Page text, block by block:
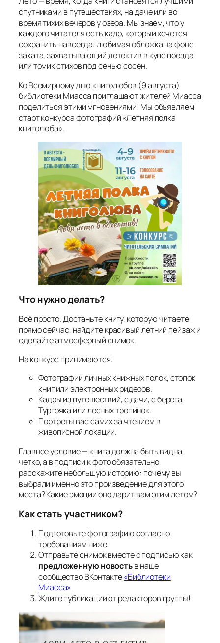
спутниками в путешествиях, на даче или во
время тихих вечеров у озера. Мы знаем, что у
каждого читателя есть кадр, который хочется
сохранить навсегда: любимая обложка на фоне
заката, захватывающий детектив в купе поезда
или томик стихов под сенью сосен.
Ко Всемирному дню книголюбов (9 августа)
библиотеки Миасса приглашают жителей Миасса
поделиться этими мгновениями! Мы объявляем
старт конкурса фотографий «Летняя полка
книголюба».
Что нужно делать?
Всё просто. Достаньте книгу, которую читаете
прямо сейчас, найдите красивый летний пейзаж и
сделайте атмосферный снимок.
На конкурс принимаются:
Фотографии личных книжных полок, стопок
книг или электронных ридеров.
Кадры из путешествий, с дачи, с берега
Тургояка или лесных тропинок.
Портреты вас самих за чтением в
живописной локации.
Главное условие — книга должна быть видна
четко, а в подписи к фото обязательно
расскажите небольшую историю: почему вы
выбрали именно это произведение для этого
места? Какие эмоции оно дарит вам этим летом?
Как стать участником?
Подготовьте фотографию согласно
требованиям ниже.
Отправьте снимок вместе с подписью как
предложенную новостьв наше
сообщество ВКонтакте«Библиотеки
Миасса»
Ждите публикации от редакторов группы!